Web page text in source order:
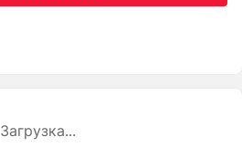
Загрузка...